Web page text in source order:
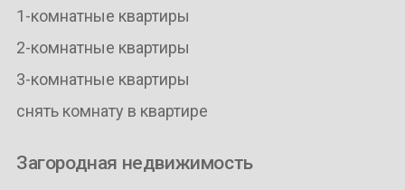
1-комнатные квартиры
2-комнатные квартиры
3-комнатные квартиры
снять комнату в квартире
Загородная недвижимость